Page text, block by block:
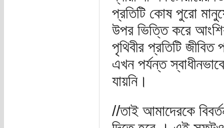
প্রতিটি কোষ পুরো
উপর ভিত্তি করে
পৃথিবীর প্রতিটি
এখন পর্যন্ত
যায়নি।
//তাই আমাদেরকে